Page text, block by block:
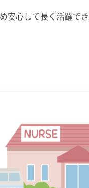
安心して長く活躍で